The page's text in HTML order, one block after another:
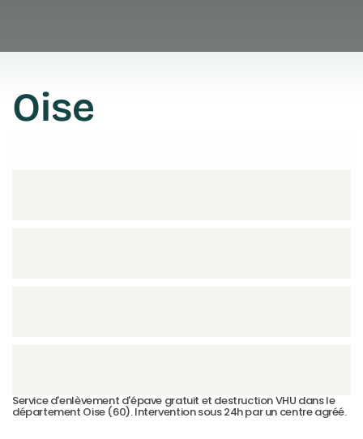
Oise
Service d'enlèvement d'épave gratuit et destruction VHU dans le
département Oise (60). Intervention sous 24h par un centre agréé.